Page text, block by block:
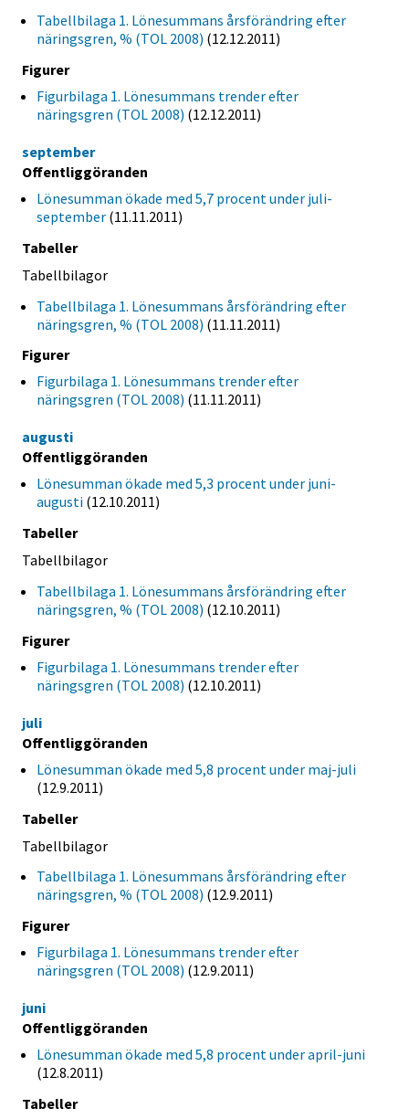
Tabellbilaga 1. Lönesummans årsförändring efter
näringsgren, % (TOL 2008) (12.12.2011)
Figurer
Figurbilaga 1. Lönesummans trender efter
näringsgren (TOL 2008) (12.12.2011)
september
Offentliggöranden
Lönesumman ökade med 5,7 procent under juli-
september (11.11.2011)
Tabeller
Tabellbilagor
Tabellbilaga 1. Lönesummans årsförändring efter
näringsgren, % (TOL 2008) (11.11.2011)
Figurer
Figurbilaga 1. Lönesummans trender efter
näringsgren (TOL 2008) (11.11.2011)
augusti
Offentliggöranden
Lönesumman ökade med 5,3 procent under juni-
augusti (12.10.2011)
Tabeller
Tabellbilagor
Tabellbilaga 1. Lönesummans årsförändring efter
näringsgren, % (TOL 2008) (12.10.2011)
Figurer
Figurbilaga 1. Lönesummans trender efter
näringsgren (TOL 2008) (12.10.2011)
juli
Offentliggöranden
Lönesumman ökade med 5,8 procent under maj-juli
(12.9.2011)
Tabeller
Tabellbilagor
Tabellbilaga 1. Lönesummans årsförändring efter
näringsgren, % (TOL 2008) (12.9.2011)
Figurer
Figurbilaga 1. Lönesummans trender efter
näringsgren (TOL 2008) (12.9.2011)
juni
Offentliggöranden
Lönesumman ökade med 5,8 procent under april-juni
(12.8.2011)
Tabeller